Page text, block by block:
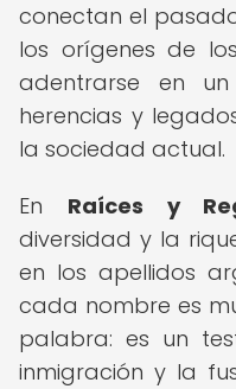
conectan el
los orígenes de
adentrarse en
herencias y
la sociedad actual.
En Raíces y
diversidad y la
en los apellidos
cada nombre es
palabra: es un
inmigración y la